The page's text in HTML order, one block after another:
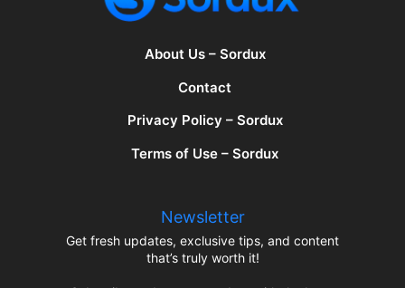
About Us – Sordux
Contact
Privacy Policy – Sordux
Terms of Use – Sordux
Newsletter
Get fresh updates, exclusive tips, and content
that’s truly worth it!